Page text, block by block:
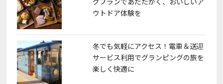
k
ウトドア体験を
冬でも気軽にアクセス！電車＆送迎
サービス利用でグランピングの旅を
楽しく快適に